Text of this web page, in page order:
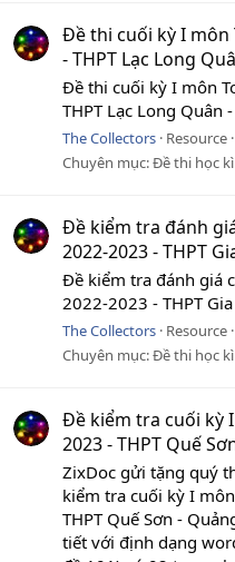
Đề thi cuối kỳ I môn
- THPT Lạc Long
Đề thi cuối kỳ I môn
THPT Lạc Long Quân
The Collectors Resource
Chuyên mục:Đề thi học
Đề kiểm tra đánh
2022-2023 - THPT
Đề kiểm tra đánh giá
2022-2023 - THPT
The Collectors Resource
Chuyên mục:Đề thi học
Đề kiểm tra cuối kỳ
2023 - THPT Quế
ZixDoc gửi tặng quý
kiểm tra cuối kỳ I
THPT Quế Sơn -
tiết với định dạng